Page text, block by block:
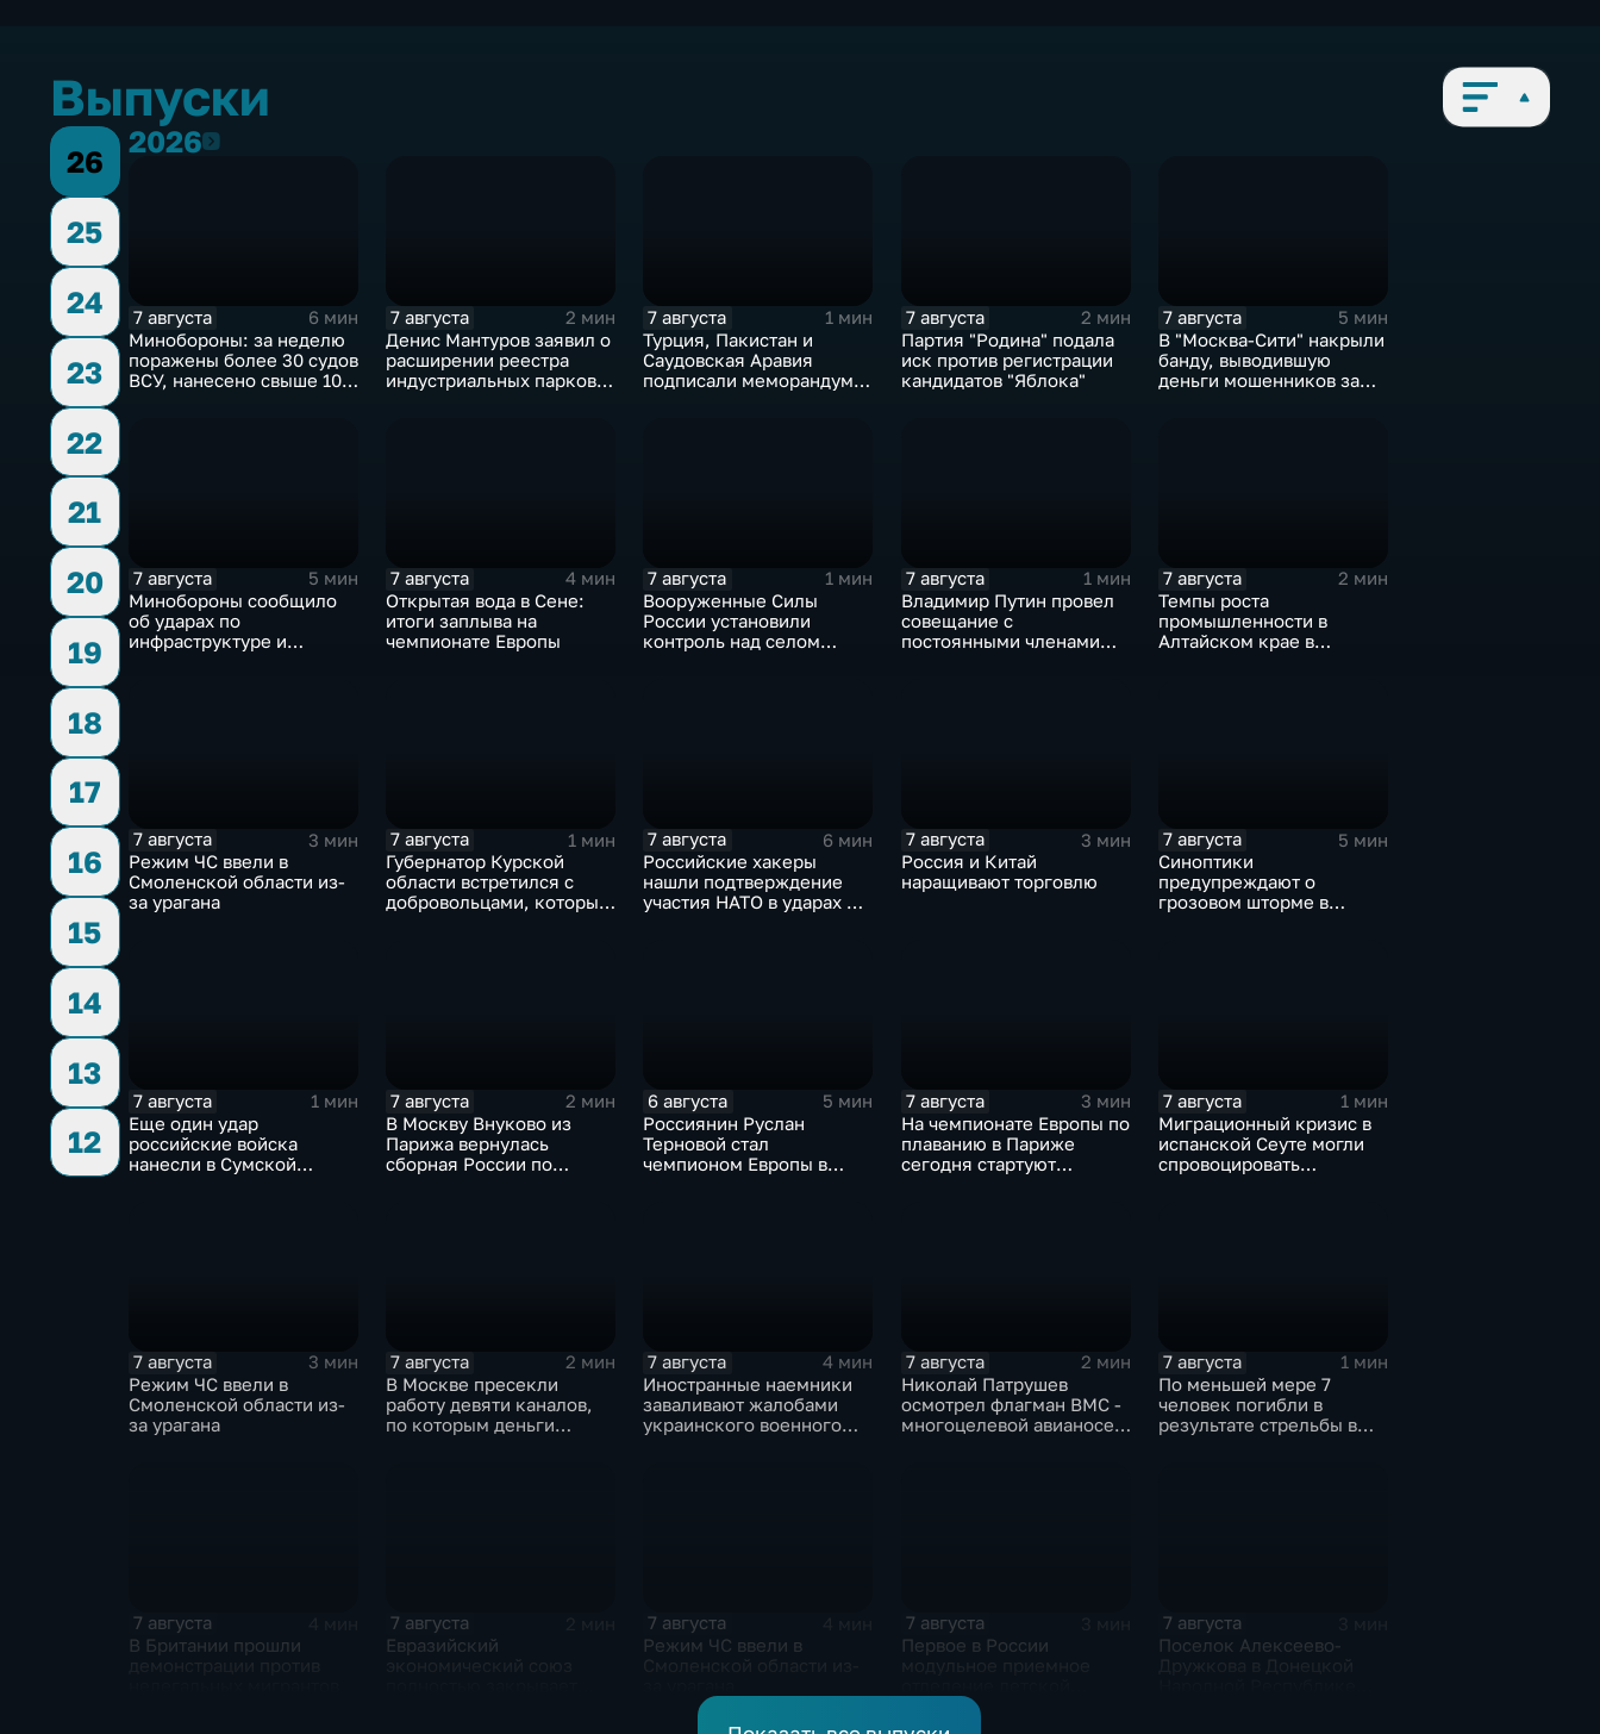
Выпуски
26
25
24
23
22
21
20
19
18
17
16
15
14
13
12
20262026
7 августа
6 мин
Минобороны: за неделю
поражены более 30 судов
ВСУ, нанесено свыше 10
7 августа
2 мин
Денис Мантуров заявил о
расширении реестра
индустриальных парков в
7 августа
1 мин
Турция, Пакистан и
Саудовская Аравия
подписали меморандум о
7 августа
2 мин
Партия "Родина" подала
иск против регистрации
кандидатов "Яблока"
7 августа
5 мин
В "Москва‑Сити" накрыли
банду, выводившую
деньги мошенников за
7 августа
5 мин
Минобороны сообщило
об ударах по
инфраструктуре и
7 августа
4 мин
Открытая вода в Сене:
итоги заплыва на
чемпионате Европы
7 августа
1 мин
Вооруженные Силы
России установили
контроль над селом
7 августа
1 мин
Владимир Путин провел
совещание с
постоянными членами
7 августа
2 мин
Темпы роста
промышленности в
Алтайском крае в
7 августа
3 мин
Режим ЧС ввели в
Смоленской области из-
за урагана
7 августа
1 мин
Губернатор Курской
области встретился с
добровольцами, которые
7 августа
6 мин
Российские хакеры
нашли подтверждение
участия НАТО в ударах по
7 августа
3 мин
Россия и Китай
наращивают торговлю
7 августа
5 мин
Синоптики
предупреждают о
грозовом шторме в
7 августа
1 мин
Еще один удар
российские войска
нанесли в Сумской
7 августа
2 мин
В Москву Внуково из
Парижа вернулась
сборная России по
6 августа
5 мин
Россиянин Руслан
Терновой стал
чемпионом Европы в
7 августа
3 мин
На чемпионате Европы по
плаванию в Париже
сегодня стартуют
7 августа
1 мин
Миграционный кризис в
испанской Сеуте могли
спровоцировать
7 августа
3 мин
Режим ЧС ввели в
Смоленской области из-
за урагана
7 августа
2 мин
В Москве пресекли
работу девяти каналов,
по которым деньги
7 августа
4 мин
Иностранные наемники
заваливают жалобами
украинского военного
7 августа
2 мин
Николай Патрушев
осмотрел флагман ВМС -
многоцелевой авианосец
7 августа
1 мин
По меньшей мере 7
человек погибли в
результате стрельбы в
7 августа
В Британии прошли
7 августа
Евразийский
7 августа
Режим ЧС ввели в
7 августа
Первое в России
больницы открыли в
Белгороде
7 августа
Поселок Алексеево-